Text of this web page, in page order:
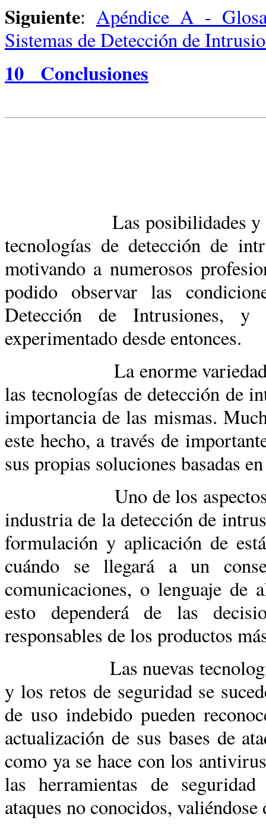
Siguiente: Apéndice A -
Sistemas de Detección de
10 Conclusiones
Las posibilidades y
tecnologías de detección de
motivando a numerosos
podido observar las
Detección de Intrusiones, y
experimentado desde entonces.
La enorme variedad de
las tecnologías de detección de
importancia de las mismas.
este hecho, a través de
sus propias soluciones basadas
Uno de los aspectos que
industria de la detección de
formulación y aplicación de
cuándo se llegará a un
comunicaciones, o lenguaje de
esto dependerá de las
responsables de los productos
Las nuevas tecnologías
y los retos de seguridad se
de uso indebido pueden
actualización de sus bases de
como ya se hace con los
las herramientas de
ataques no conocidos,